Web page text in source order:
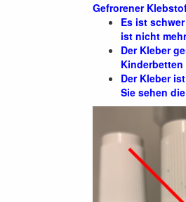
Gefrorener
Es ist
ist nicht
Der Kleber
Kinderbetten
Der Kleber
Sie sehen